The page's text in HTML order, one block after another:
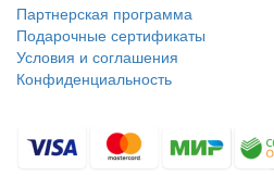
Партнерская программа
Подарочные сертификаты
Условия и соглашения
Конфиденциальность